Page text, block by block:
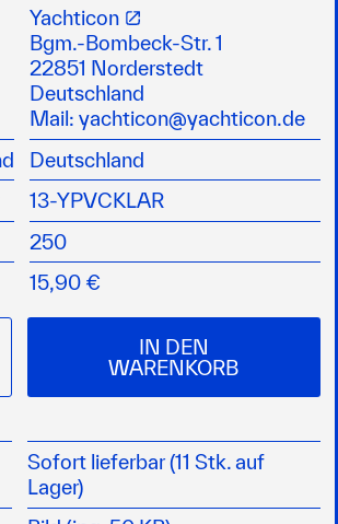
auf allen flexiblen Scheiben aus
ähnlichem Material
werden wieder klar und
Scheiben in Zelten, Vorzelten,
Planen, Cabrioverdecken,
etc.
gegen Neuverschmutzung
neuen Glanz und lässt den
abperlen
Yachticon
Bgm.-Bombeck-Str. 1
22851 Norderstedt
Deutschland
Mail: yachticon@yachticon.de
Deutschland
13-YPVCKLAR
250
15,90 €
IN DEN
WARENKORB
Sofort lieferbar (11 Stk. auf
Lager)